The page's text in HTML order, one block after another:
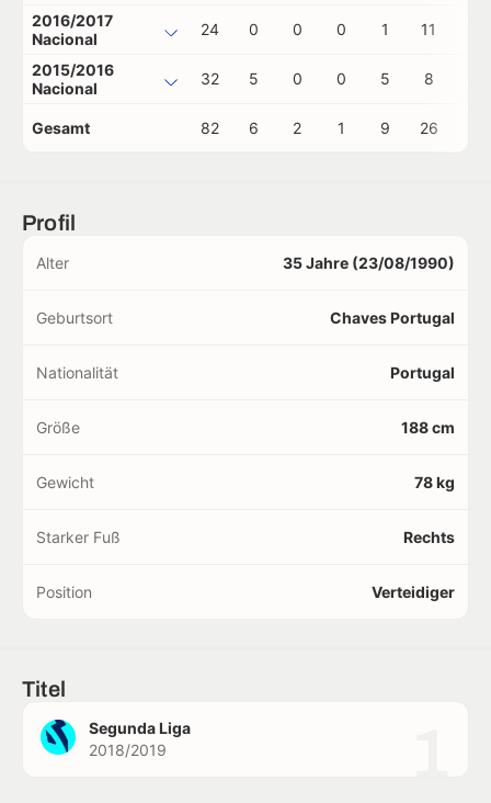
2016/2017
Nacional
24 0 0 0 1 11
2015/2016
Nacional
32 5 0 0 5 8
Gesamt 82 6 2 1 9 26
Profil
Alter 35 Jahre (23/08/1990)
Geburtsort Chaves Portugal
Nationalität Portugal
Größe 188 cm
Gewicht 78 kg
Starker Fuß Rechts
Position Verteidiger
Titel
Segunda Liga
2018/2019